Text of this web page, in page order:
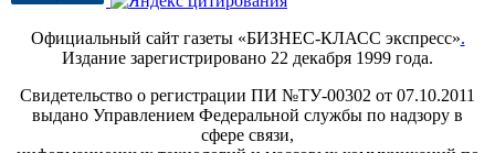
Официальный сайт газеты «БИЗНЕС-КЛАСС экспресс».
Издание зарегистрировано 22 декабря 1999 года.
Свидетельство о регистрации ПИ №ТУ-00302 от 07.10.2011
выдано Управлением Федеральной службы по надзору в
сфере связи,